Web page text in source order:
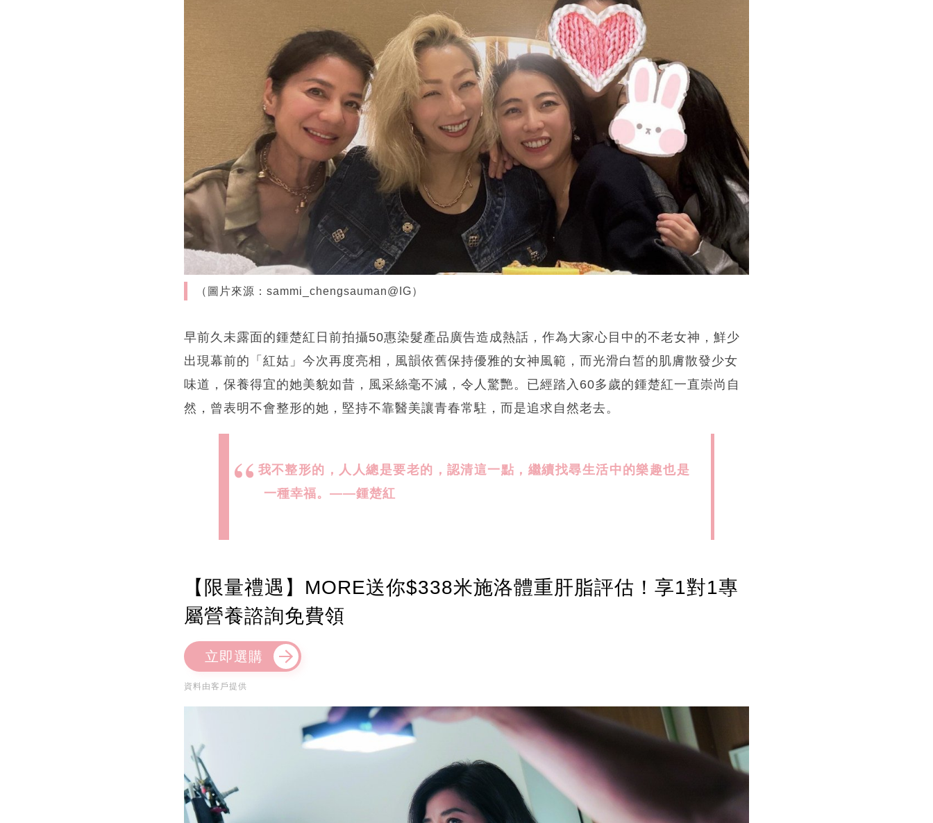
（圖片來源：sammi_chengsauman@IG）
早前久未露面的鍾楚紅日前拍攝50惠染髮產品廣告造成熱話，作為大家心目中的不老女神，鮮少
出現幕前的「紅姑」今次再度亮相，風韻依舊保持優雅的女神風範，而光滑白皙的肌膚散發少女
味道，保養得宜的她美貌如昔，風采絲毫不減，令人驚艷。已經踏入60多歲的鍾楚紅一直崇尚自
然，曾表明不會整形的她，堅持不靠醫美讓青春常駐，而是追求自然老去。
我不整形的，人人總是要老的，認清這一點，繼續找尋生活中的樂趣也是
一種幸福。——鍾楚紅
【限量禮遇】MORE送你$338米施洛體重肝脂評估！享1對1專
屬營養諮詢免費領
立即選購
資料由客戶提供